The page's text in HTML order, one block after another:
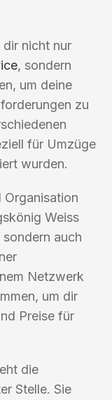
nicht nur
, sondern
um deine
zu
für Umzüge
wurden.
Organisation
Weiss
auch
Netzwerk
um dir
Preise für
die
Stelle. Sie